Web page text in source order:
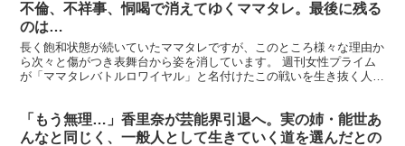
不倫、不祥事、恫喝で消えてゆくママタレ。最後に残る
のは…
長く飽和状態が続いていたママタレですが、このところ様々な理由か
ら次々と傷がつき表舞台から姿を消しています。 週刊女性プライム
が「ママタレバトルロワイヤル」と名付けたこの戦いを生き抜く人物
「もう無理…」香里奈が芸能界引退へ。実の姉・能世あ
んなと同じく、一般人として生きていく道を選んだとの